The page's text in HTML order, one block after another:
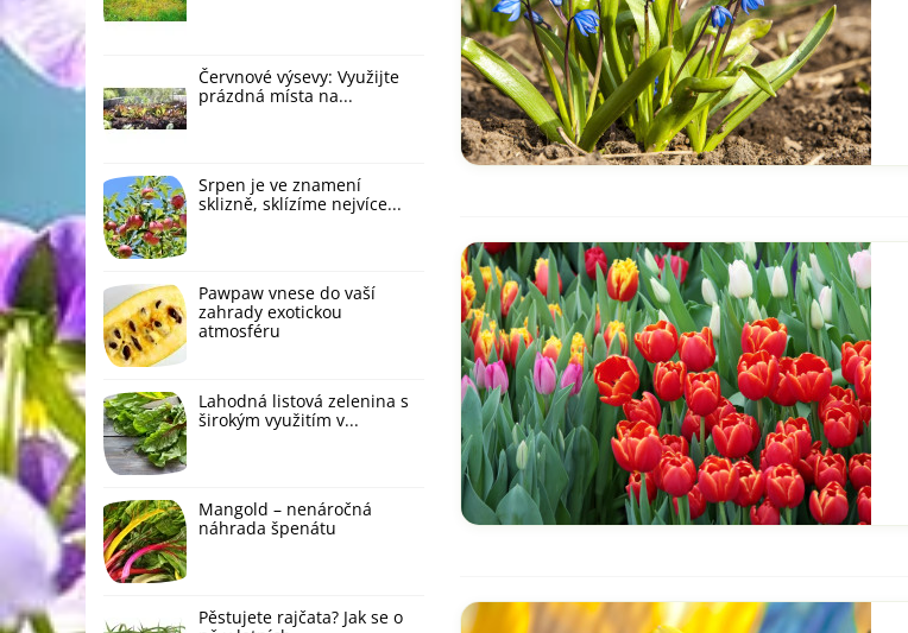
Červnové výsevy: Využijte
prázdná místa na...
Srpen je ve znamení
sklizně, sklízíme nejvíce...
Pawpaw vnese do vaší
zahrady exotickou
atmosféru
Lahodná listová zelenina s
širokým využitím v...
Mangold – nenáročná
náhrada špenátu
Pěstujete rajčata? Jak se o
Fazole, zdravá zelenina i
krásná letnička, jak...
Pěstujete papriky? Jak o ně
v sezóně správně...
Nepromeškejte čas na
výsadbu kosatců
Levandule, jedinečná
květinová vůně
Pěstování nenáročných
pivoněk
Nenáročné pivoňky